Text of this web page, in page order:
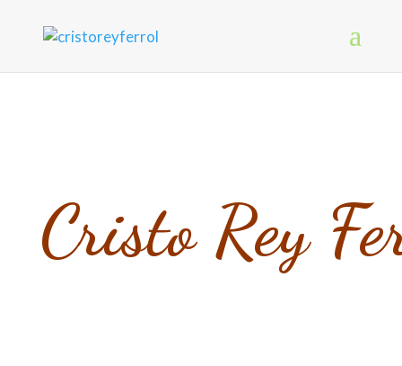
Cristo Rey